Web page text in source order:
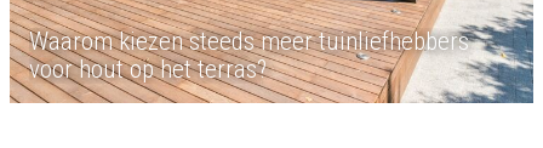
Waarom kiezen steeds meer tuinliefhebbers
voor hout op het terras?